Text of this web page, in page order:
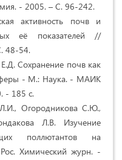
- 2005. – С. 96-242.
активность почв и
её показателей //
48-54.
Сохранение почв как
- М.: Наука. - МАИК
- 185 с.
Огородникова С.Ю.,
Л.В. Изучение
поллютантов на
Химический журн. -